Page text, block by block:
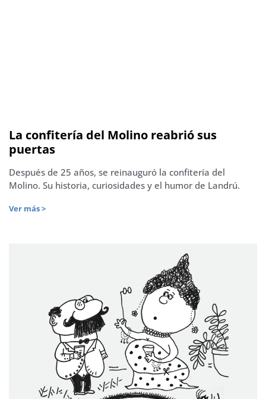
La confitería del Molino reabrió sus
puertas
Después de 25 años, se reinauguró la confitería del
Molino. Su historia, curiosidades y el humor de Landrú.
Ver más >